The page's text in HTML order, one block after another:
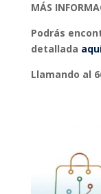
MÁS
Podrás
detallada
Llamando al